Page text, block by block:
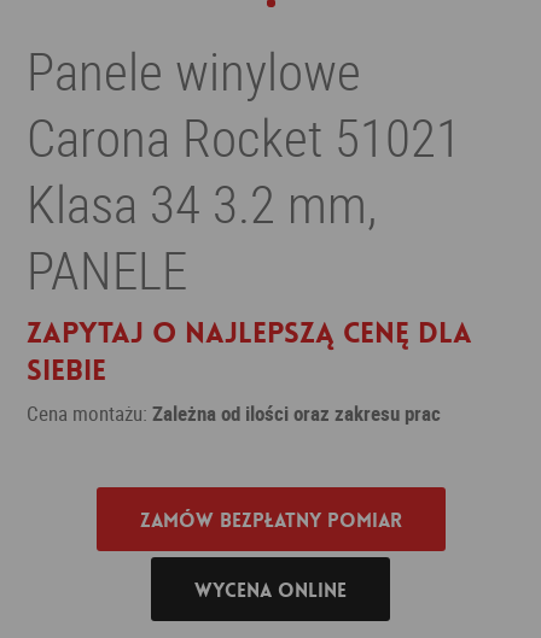
Panele winylowe
Carona Rocket 51021
Klasa 34 3.2 mm,
PANELE
Zapytaj o najlepszą cenę dla
siebie
Cena montażu:Zależna od ilości oraz zakresu prac
Zamów bezpłatny pomiar
Wycena online